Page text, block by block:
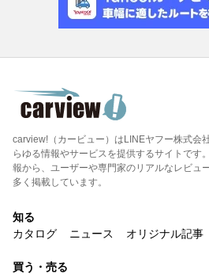
carview!（カービュー）はLINEヤフー株式会
らゆる情報やサービスを提供するサイトです
報から、ユーザーや専門家のリアルなレビュ
多く掲載しています。
知る
カタログ
ニュース オリジナル記事
買う・売る